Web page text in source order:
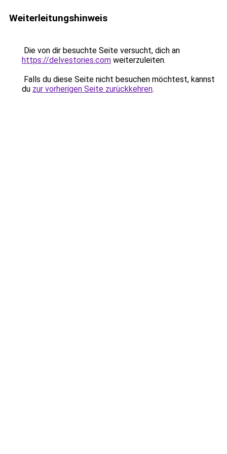
Weiterleitungshinweis
Die von dir besuchte Seite versucht, dich an
https://delvestories.com weiterzuleiten.
Falls du diese Seite nicht besuchen möchtest, kannst
du zur vorherigen Seite zurückkehren.